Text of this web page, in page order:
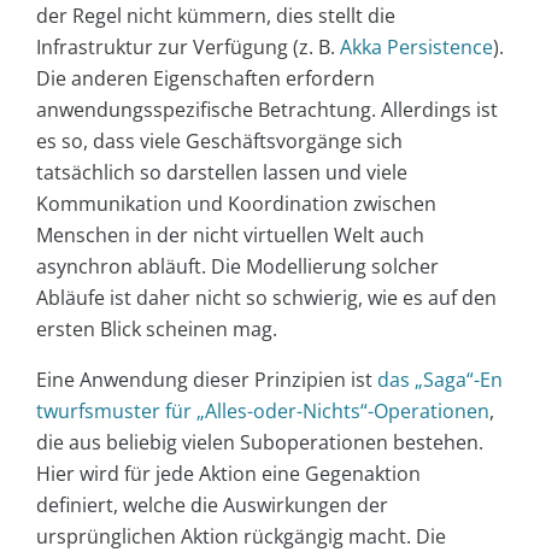
der Regel nicht kümmern, dies stellt die
Infrastruktur zur Verfügung (z. B. Akka Persistence).
Die anderen Eigenschaften erfordern
anwendungsspezifische Betrachtung. Allerdings ist
es so, dass viele Geschäftsvorgänge sich
tatsächlich so darstellen lassen und viele
Kommunikation und Koordination zwischen
Menschen in der nicht virtuellen Welt auch
asynchron abläuft. Die Modellierung solcher
Abläufe ist daher nicht so schwierig, wie es auf den
ersten Blick scheinen mag.
Eine Anwendung dieser Prinzipien ist das „Saga“-En
twurfsmuster für „Alles-oder-Nichts“-Operationen,
die aus beliebig vielen Suboperationen bestehen.
Hier wird für jede Aktion eine Gegenaktion
definiert, welche die Auswirkungen der
ursprünglichen Aktion rückgängig macht. Die